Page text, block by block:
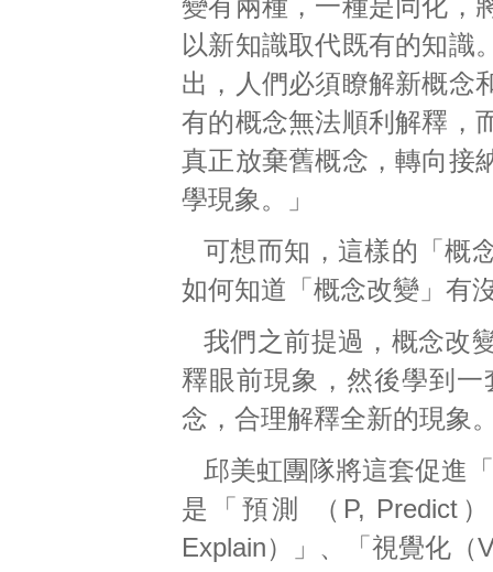
變有兩種，一種是同化，
以新知識取代既有的知識
出，人們必須瞭解新概念
有的概念無法順利解釋，
真正放棄舊概念，轉向接
學現象。」
可想而知，這樣的「概
如何知道「概念改變」有
我們之前提過，概念改
釋眼前現象，然後學到
念，合理解釋全新的現象
邱美虹團隊將這套促進
是「預測 （P, Predict
Explain）」、「視覺化（